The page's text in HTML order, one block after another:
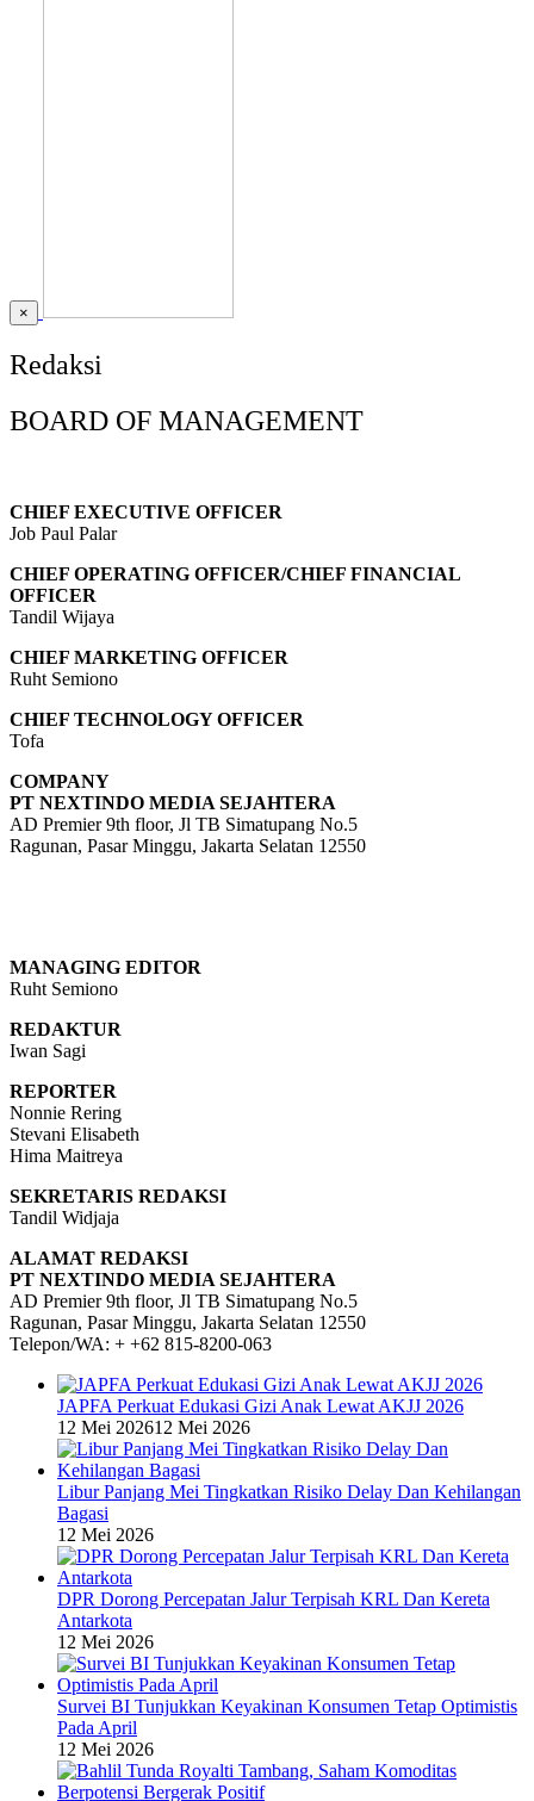
×
Redaksi
BOARD OF MANAGEMENT
CHIEF EXECUTIVE OFFICER
Job Paul Palar
CHIEF OPERATING OFFICER/CHIEF FINANCIAL
OFFICER
Tandil Wijaya
CHIEF MARKETING OFFICER
Ruht Semiono
CHIEF TECHNOLOGY OFFICER
Tofa
COMPANY
PT NEXTINDO MEDIA SEJAHTERA
AD Premier 9th floor, Jl TB Simatupang No.5
Ragunan, Pasar Minggu, Jakarta Selatan 12550
MANAGING EDITOR
Ruht Semiono
REDAKTUR
Iwan Sagi
REPORTER
Nonnie Rering
Stevani Elisabeth
Hima Maitreya
SEKRETARIS REDAKSI
Tandil Widjaja
ALAMAT REDAKSI
PT NEXTINDO MEDIA SEJAHTERA
AD Premier 9th floor, Jl TB Simatupang No.5
Ragunan, Pasar Minggu, Jakarta Selatan 12550
Telepon/WA: + +62 815-8200-063
JAPFA Perkuat Edukasi Gizi Anak Lewat AKJJ 2026
12 Mei 202612 Mei 2026
Libur Panjang Mei Tingkatkan Risiko Delay Dan Kehilangan
Bagasi
12 Mei 2026
DPR Dorong Percepatan Jalur Terpisah KRL Dan Kereta
Antarkota
12 Mei 2026
Survei BI Tunjukkan Keyakinan Konsumen Tetap Optimistis
Pada April
12 Mei 2026